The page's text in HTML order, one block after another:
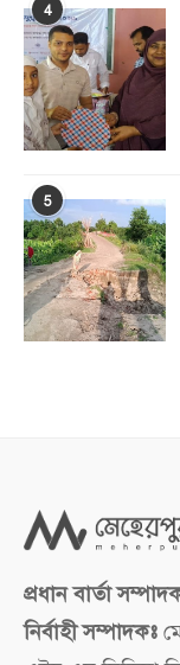
4
5
প্রধান বার্তা
নির্বাহী সম্পাদকঃ